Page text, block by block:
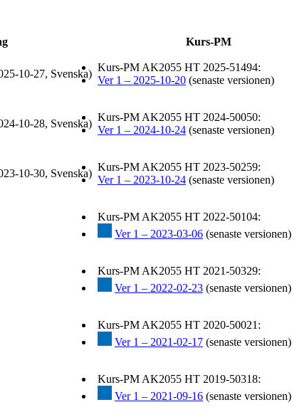
Kurs-PM
10-27, Svenska)
Kurs-PM AK2055 HT 2025-51494:
Ver 1 – 2025-10-20 (senaste versionen)
10-28, Svenska)
Kurs-PM AK2055 HT 2024-50050:
Ver 1 – 2024-10-24 (senaste versionen)
10-30, Svenska)
Kurs-PM AK2055 HT 2023-50259:
Ver 1 – 2023-10-24 (senaste versionen)
Kurs-PM AK2055 HT 2022-50104:
Ver 1 – 2023-03-06 (senaste versionen)
Kurs-PM AK2055 HT 2021-50329:
Ver 1 – 2022-02-23 (senaste versionen)
Kurs-PM AK2055 HT 2020-50021:
Ver 1 – 2021-02-17 (senaste versionen)
Kurs-PM AK2055 HT 2019-50318:
Ver 1 – 2021-09-16 (senaste versionen)